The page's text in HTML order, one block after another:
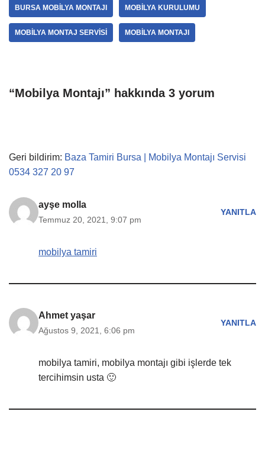
BURSA MOBILYA MONTAJI MOBILYA KURULUMU
MOBILYA MONTAJ SERVISI MOBILYA MONTAJI
“Mobilya Montajı” hakkında 3 yorum
Geri bildirim: Baza Tamiri Bursa | Mobilya Montajı Servisi
0534 327 20 97
ayşe molla
Temmuz 20, 2021, 9:07 pm
YANITLA
mobilya tamiri
Ahmet yaşar
Ağustos 9, 2021, 6:06 pm
YANITLA
mobilya tamiri, mobilya montajı gibi işlerde tek
tercihimsin usta 🙂